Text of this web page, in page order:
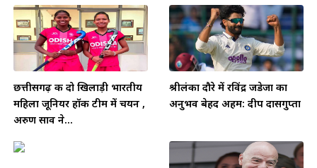
छत्तीसगढ़ की दो खिलाड़ी भारतीय
महिला जूनियर हॉकी टीम में चयन ,
अरुण साव ने...
श्रीलंका दौरे में रविंद्र जडेजा का
अनुभव बेहद अहम: दीप दासगुप्ता